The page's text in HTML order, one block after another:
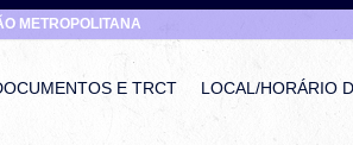
METROPOLITANA
E TRCT LOCAL/HORÁRIO